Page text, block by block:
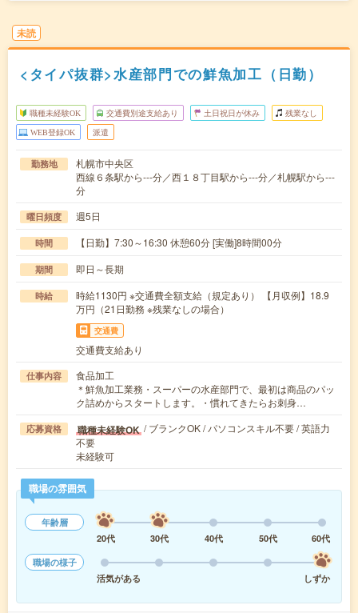
未読
<タイパ抜群>水産部門での鮮魚加工（日勤）
職種未経験OK 交通費別途支給あり 土日祝日が休み 残業なし
WEB登録OK 派遣
勤務地
札幌市中央区
西線６条駅から---分／西１８丁目駅から---分／札幌駅から---
分
曜日頻度 週5日
時間 【日勤】7:30～16:30 休憩60分 [実働]8時間00分
期間 即日～長期
時給
時給1130円 ※交通費全額支給（規定あり） 【月収例】18.9
万円（21日勤務 ※残業なしの場合）
交通費
交通費支給あり
仕事内容
食品加工
＊鮮魚加工業務・スーパーの水産部門で、最初は商品のパッ
ク詰めからスタートします。・慣れてきたらお刺身…
応募資格 職種未経験OK / ブランクOK / パソコンスキル不要 / 英語力
不要
未経験可
職場の雰囲気
年齢層
20代
30代 40代 50代
60代
職場の様子
活気がある
しずか